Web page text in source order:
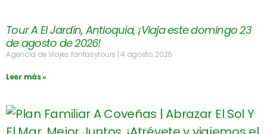
Tour A El Jardín, Antioquia, ¡Viaja este domingo 23
de agosto de 2026!
Agencia de Viajes fantasytours 4 agosto, 2026
Leer más »